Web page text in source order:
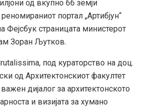
од вкупно 66 земји
портал „Артибјун“
Фејсбук страницата министерот
Зоран Љутков.
под кураторство на доц.
од Архитектонскиот факултет
дијалог за архитектонското
и визијата за хумано